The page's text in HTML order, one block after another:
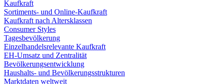
Kaufkraft
Sortiments- und Online-Kaufkraft
Kaufkraft nach Altersklassen
Consumer Styles
Tagesbevölkerung
Einzelhandelsrelevante Kaufkraft
EH-Umsatz und Zentralität
Bevölkerungsentwicklung
Haushalts- und Bevölkerungsstrukturen
Marktdaten weltweit